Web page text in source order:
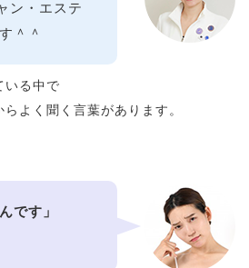
ン・エステ
＾＾
いる中で
よく聞く言葉があります。
です」